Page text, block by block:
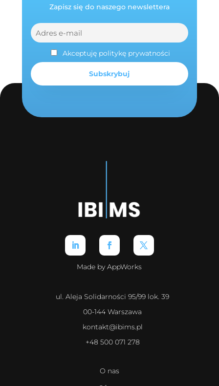
Zapisz się do naszego newslettera
Akceptuję politykę prywatności
Made by AppWorks
ul. Aleja Solidarności 95/99 lok. 39
00-144 Warszawa
kontakt@ibims.pl
+48 500 071 278
O nas